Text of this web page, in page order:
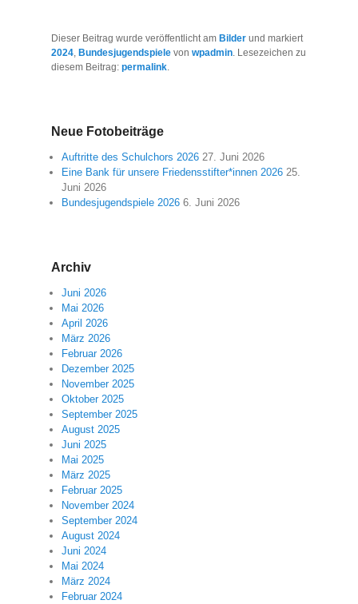
Dieser Beitrag wurde veröffentlicht am Bilder und markiert
2024, Bundesjugendspiele von wpadmin. Lesezeichen zu
diesem Beitrag: permalink.
Neue Fotobeiträge
Auftritte des Schulchors 2026 27. Juni 2026
Eine Bank für unsere Friedensstifter*innen 2026 25.
Juni 2026
Bundesjugendspiele 2026 6. Juni 2026
Archiv
Juni 2026
Mai 2026
April 2026
März 2026
Februar 2026
Dezember 2025
November 2025
Oktober 2025
September 2025
August 2025
Juni 2025
Mai 2025
März 2025
Februar 2025
November 2024
September 2024
August 2024
Juni 2024
Mai 2024
März 2024
Februar 2024